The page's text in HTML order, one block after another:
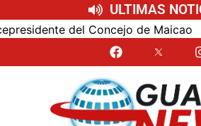
ULTIMAS
del Concejo de Maicao